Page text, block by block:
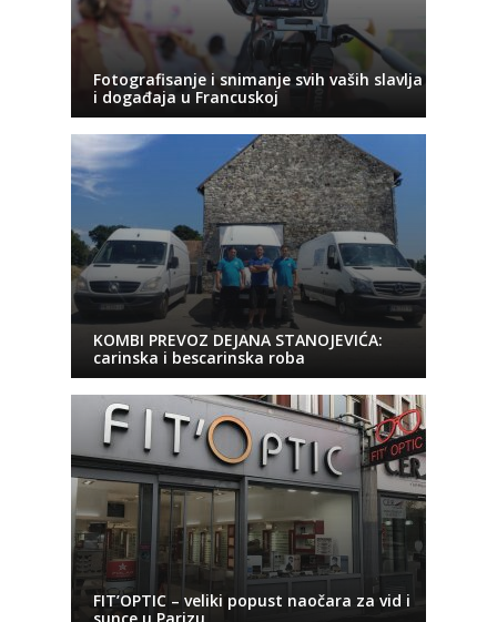
Fotografisanje i snimanje svih vaših slavlja
i događaja u Francuskoj
KOMBI PREVOZ DEJANA STANOJEVIĆA:
carinska i bescarinska roba
FIT’OPTIC – veliki popust naočara za vid i
sunce u Parizu